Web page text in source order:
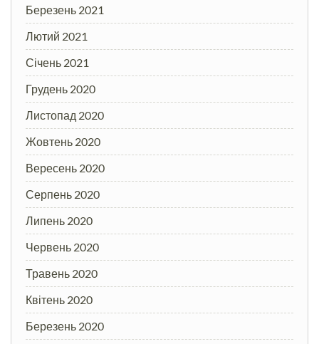
Березень 2021
Лютий 2021
Січень 2021
Грудень 2020
Листопад 2020
Жовтень 2020
Вересень 2020
Серпень 2020
Липень 2020
Червень 2020
Травень 2020
Квітень 2020
Березень 2020